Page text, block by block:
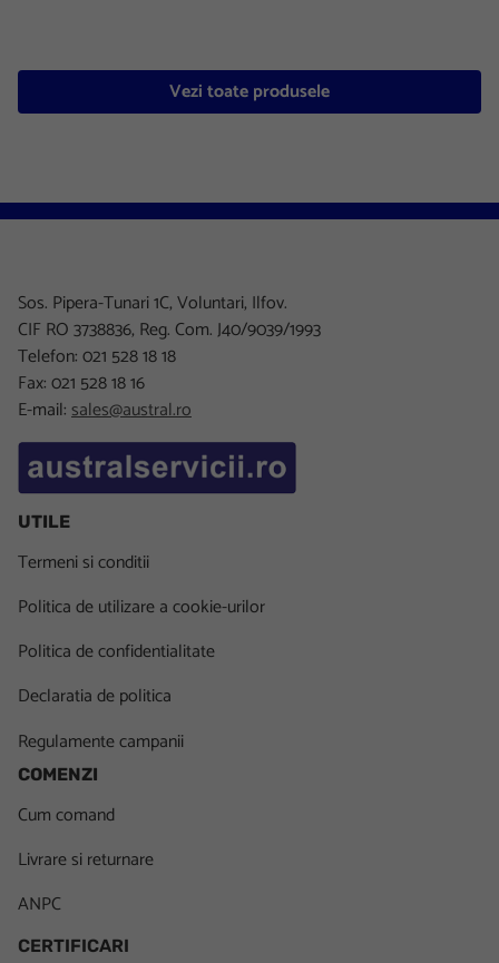
Vezi toate produsele
Sos. Pipera-Tunari 1C, Voluntari, Ilfov.
CIF RO 3738836, Reg. Com. J40/9039/1993
Telefon: 021 528 18 18
Fax: 021 528 18 16
E-mail:sales@austral.ro
UTILE
Termeni si conditii
Politica de utilizare a cookie-urilor
Politica de confidentialitate
Declaratia de politica
Regulamente campanii
COMENZI
Cum comand
Livrare si returnare
ANPC
CERTIFICARI